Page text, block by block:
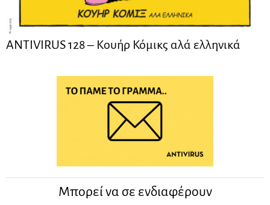
ANTIVIRUS 128 – Kουήρ Κόμικς αλά ελληνικά
Μπορεί να σε ενδιαφέρουν